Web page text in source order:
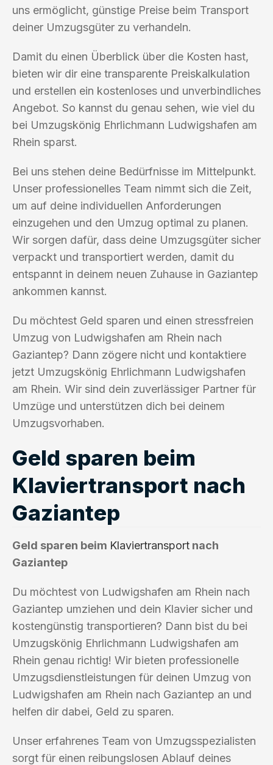
uns ermöglicht, günstige Preise beim Transport
deiner Umzugsgüter zu verhandeln.
Damit du einen Überblick über die Kosten hast,
bieten wir dir eine transparente Preiskalkulation
und erstellen ein kostenloses und unverbindliches
Angebot. So kannst du genau sehen, wie viel du
bei Umzugskönig Ehrlichmann Ludwigshafen am
Rhein sparst.
Bei uns stehen deine Bedürfnisse im Mittelpunkt.
Unser professionelles Team nimmt sich die Zeit,
um auf deine individuellen Anforderungen
einzugehen und den Umzug optimal zu planen.
Wir sorgen dafür, dass deine Umzugsgüter sicher
verpackt und transportiert werden, damit du
entspannt in deinem neuen Zuhause in Gaziantep
ankommen kannst.
Du möchtest Geld sparen und einen stressfreien
Umzug von Ludwigshafen am Rhein nach
Gaziantep? Dann zögere nicht und kontaktiere
jetzt Umzugskönig Ehrlichmann Ludwigshafen
am Rhein. Wir sind dein zuverlässiger Partner für
Umzüge und unterstützen dich bei deinem
Umzugsvorhaben.
Geld sparen beim
Klaviertransport nach
Gaziantep
Geld sparen beim Klaviertransport nach
Gaziantep
Du möchtest von Ludwigshafen am Rhein nach
Gaziantep umziehen und dein Klavier sicher und
kostengünstig transportieren? Dann bist du bei
Umzugskönig Ehrlichmann Ludwigshafen am
Rhein genau richtig! Wir bieten professionelle
Umzugsdienstleistungen für deinen Umzug von
Ludwigshafen am Rhein nach Gaziantep an und
helfen dir dabei, Geld zu sparen.
Unser erfahrenes Team von Umzugsspezialisten
sorgt für einen reibungslosen Ablauf deines